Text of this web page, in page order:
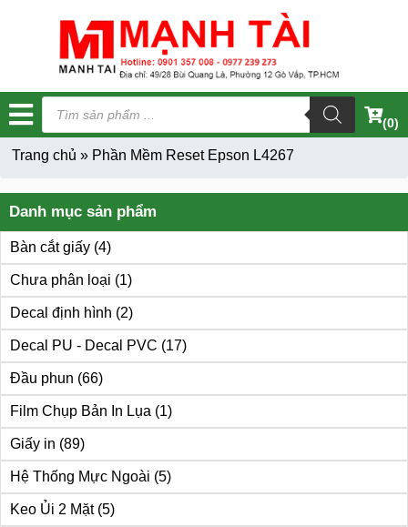
Tìm
kiếm
sản
phẩm
(0)
Trang chủ » Phần Mềm Reset Epson L4267
Danh mục sản phẩm
Bàn cắt giấy (4)
Chưa phân loại (1)
Decal định hình (2)
Decal PU - Decal PVC (17)
Đầu phun (66)
Film Chụp Bản In Lụa (1)
Giấy in (89)
Hệ Thống Mực Ngoài (5)
Keo Ủi 2 Mặt (5)